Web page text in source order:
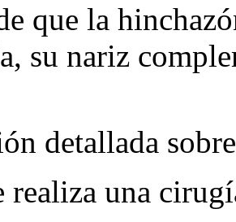
que la
su nariz
detallada
realiza una